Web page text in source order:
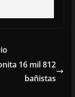
16 mil 812
bañistas